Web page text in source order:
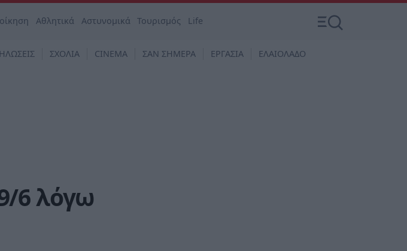
Αθλητικά Αστυνομικά Τουρισμός Life
ΣΧΟΛΙΑ CINEMA ΣΑΝ ΣΗΜΕΡΑ ΕΡΓΑΣΙΑ ΕΛΑΙΟΛΑΔΟ
6 λόγω